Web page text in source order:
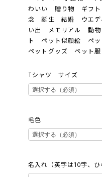
わいい 贈り物 ギフト
念 誕生 結婚 ウエデ
い出 メモリアル 動
ト ペット似顔絵 ペ
ペットグッズ ペット
Tシャツ サイズ
毛色
名入れ（英字は10字、ひ